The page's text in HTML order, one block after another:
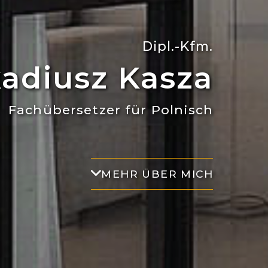
Dipl.-Kfm.
Kasza
Fachübersetzer für Polnisch
MEHR ÜBER MICH